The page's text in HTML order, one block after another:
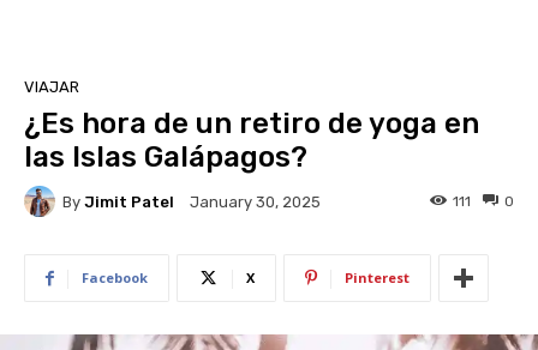
VIAJAR
¿Es hora de un retiro de yoga en
las Islas Galápagos?
By Jimit Patel January 30, 2025 0
111
Facebook X Pinterest